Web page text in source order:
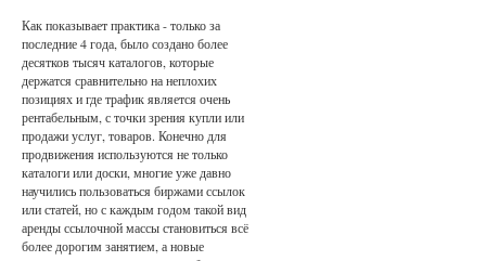
Как показывает практика - только за
последние 4 года, было создано более
десятков тысяч каталогов, которые
держатся сравнительно на неплохих
позициях и где трафик является очень
рентабельным, с точки зрения купли или
продажи услуг, товаров. Конечно для
продвижения используются не только
каталоги или доски, многие уже давно
научились пользоваться биржами ссылок
или статей, но с каждым годом такой вид
аренды ссылочной массы становиться всё
более дорогим занятием, а новые